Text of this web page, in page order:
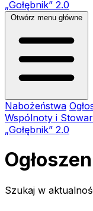
„Gołębnik” 2.0
Otwórz menu główne
Nabożeństwa
Wspólnoty i
„Gołębnik” 2.0
Szukaj w